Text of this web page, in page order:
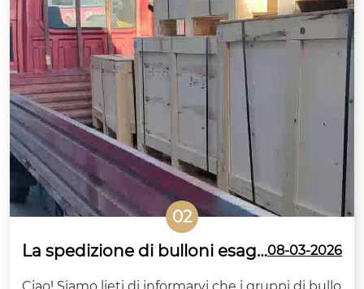
02
La spedizione di bulloni esago08-03-2026